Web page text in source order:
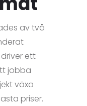
av två
ett
jobba
växa
priser.